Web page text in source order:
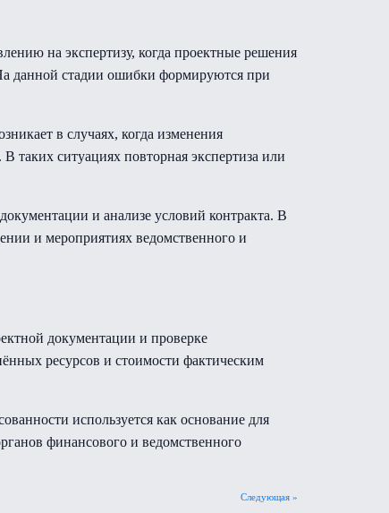
на экспертизу, когда проектные решения
данной стадии ошибки формируются при
в случаях, когда изменения
таких ситуациях повторная экспертиза или
и анализе условий контракта. В
и мероприятиях ведомственного и
документации и проверке
ресурсов и стоимости фактическим
используется как основание для
финансового и ведомственного
Следующая »